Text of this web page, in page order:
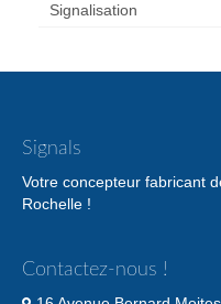
Signalisation
Signals
Votre concepteur fabricant
Rochelle !
Contactez-nous !